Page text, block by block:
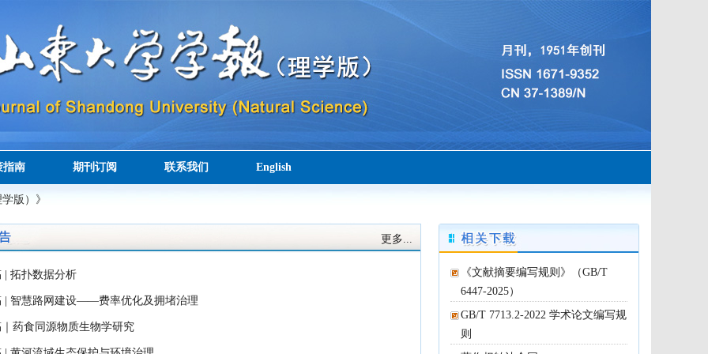
《文献摘要编写规则》（GB/T
6447-2025）
则